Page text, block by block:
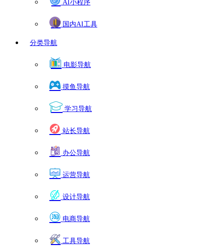
AI小程序
国内AI工具
分类导航
电影导航
摸鱼导航
学习导航
站长导航
办公导航
运营导航
设计导航
电商导航
工具导航